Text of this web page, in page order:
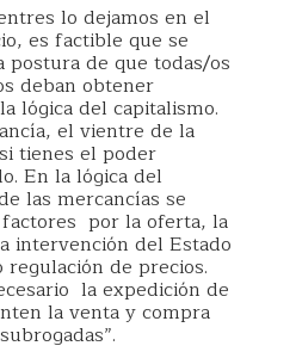
lo dejamos en el
es factible que se
de que todas/os
deban obtener
lógica del capitalismo.
el vientre de la
tienes el poder
En la lógica del
las mercancías se
por la oferta, la
intervención del Estado
de precios.
la expedición de
la venta y compra